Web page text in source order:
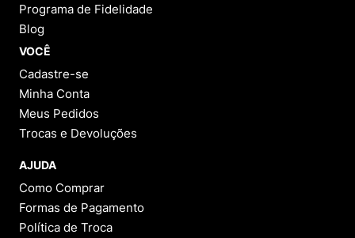
Programa de Fidelidade
Blog
VOCÊ
Cadastre-se
Minha Conta
Meus Pedidos
Trocas e Devoluções
AJUDA
Como Comprar
Formas de Pagamento
Política de Troca